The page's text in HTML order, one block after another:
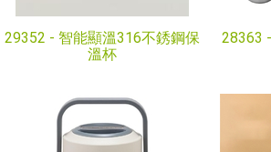
29352 - 智能顯溫316不銹鋼保
溫杯
28363 -